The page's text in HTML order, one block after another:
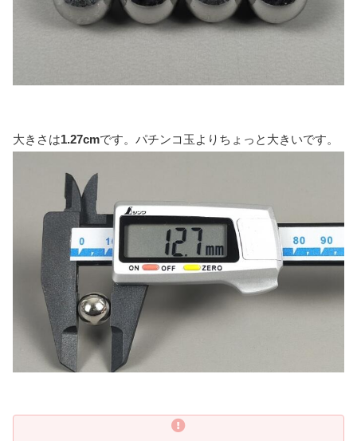
大きさは1.27cmです。パチンコ玉よりちょっと大きいです。